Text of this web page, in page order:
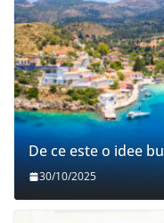
De ce este o idee
30/10/2025